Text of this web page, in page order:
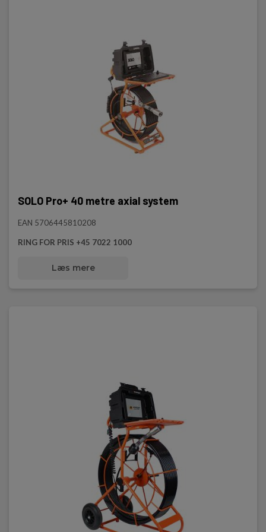
SOLO Pro+ 40 metre axial system
EAN 5706445810208
RING FOR PRIS +45 7022 1000
Læs mere